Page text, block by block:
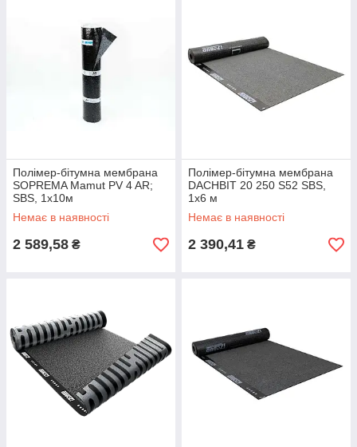
Полімер-бітумна мембрана
SOPREMA Mamut PV 4 AR;
SBS, 1х10м
Немає в наявності
2 589,58 ₴
Полімер-бітумна мембрана
DACHBIT 20 250 S52 SBS,
1х6 м
Немає в наявності
2 390,41 ₴